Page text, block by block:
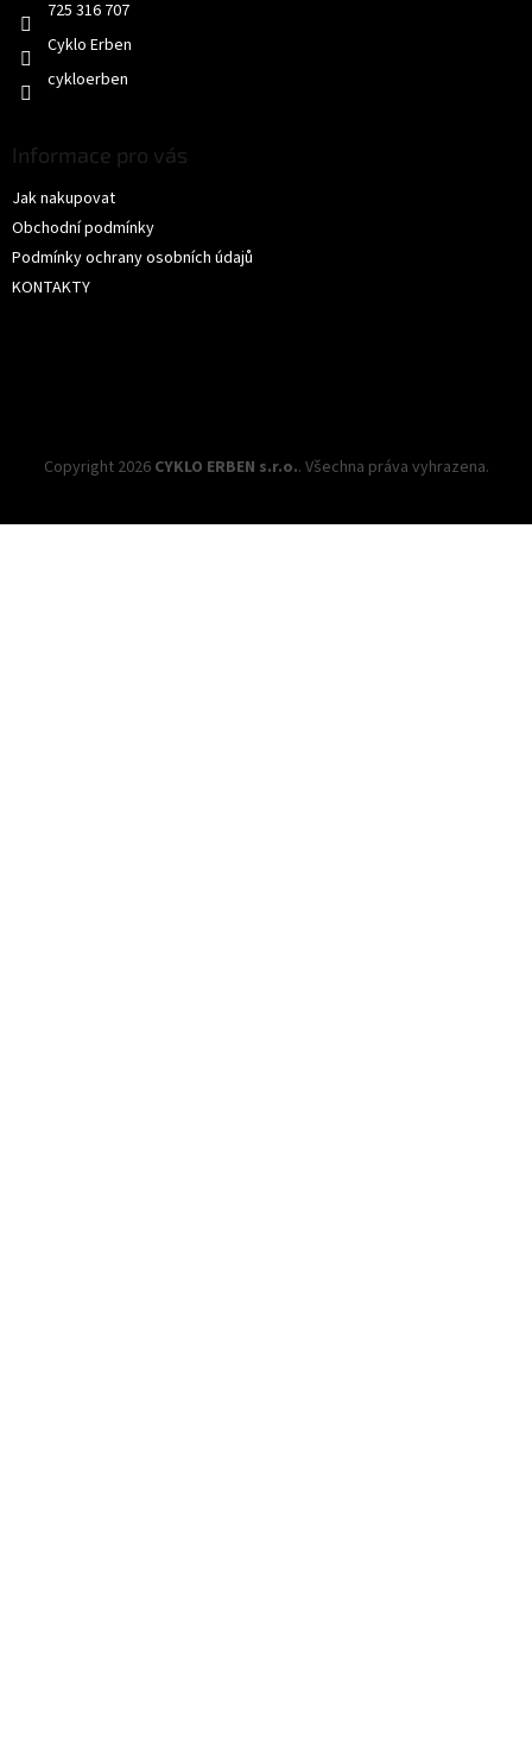
725 316 707
Cyklo Erben
cykloerben
Informace pro vás
Jak nakupovat
Obchodní podmínky
Podmínky ochrany osobních údajů
KONTAKTY
Copyright 2026 CYKLO ERBEN s.r.o.. Všechna práva vyhrazena.